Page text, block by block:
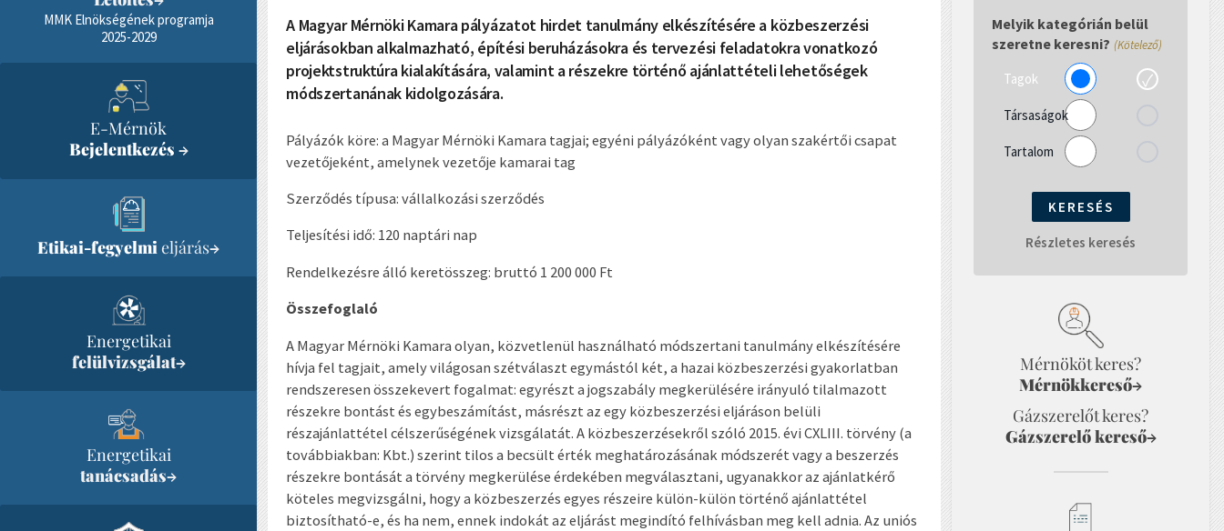
MMK Elnökségének programja
2025-2029
E-Mérnök
Bejelentkezés →
Etikai-fegyelmieljárás→
Energetikai
felülvizsgálat→
Energetikai
tanácsadás→
A Magyar Mérnöki Kamara pályázatot hirdet tanulmány elkészítésére a közbeszerzési
eljárásokban alkalmazható, építési beruházásokra és tervezési feladatokra vonatkozó
projektstruktúra kialakítására, valamint a részekre történő ajánlattételi lehetőségek
módszertanának kidolgozására.
Pályázók köre: a Magyar Mérnöki Kamara tagjai; egyéni pályázóként vagy olyan szakértői csapat
vezetőjeként, amelynek vezetője kamarai tag
Szerződés típusa: vállalkozási szerződés
Teljesítési idő: 120 naptári nap
Rendelkezésre álló keretösszeg: bruttó 1 200 000 Ft
Összefoglaló
A Magyar Mérnöki Kamara olyan, közvetlenül használható módszertani tanulmány elkészítésére
hívja fel tagjait, amely világosan szétválaszt egymástól két, a hazai közbeszerzési gyakorlatban
rendszeresen összekevert fogalmat: egyrészt a jogszabály megkerülésére irányuló tilalmazott
részekre bontást és egybeszámítást, másrészt az egy közbeszerzési eljáráson belüli
részajánlattétel célszerűségének vizsgálatát. A közbeszerzésekről szóló 2015. évi CXLIII. törvény (a
továbbiakban: Kbt.) szerint tilos a becsült érték meghatározásának módszerét vagy a beszerzés
részekre bontását a törvény megkerülése érdekében megválasztani, ugyanakkor az ajánlatkérő
köteles megvizsgálni, hogy a közbeszerzés egyes részeire külön-külön történő ajánlattétel
biztosítható-e, és ha nem, ennek indokát az eljárást megindító felhívásban meg kell adnia. Az uniós
gépelni...
Melyik kategórián belül
szeretne keresni? (Kötelező)
Tagok
Társaságok
Tartalom
Részletes keresés
Mérnököt keres?
Mérnökkereső→
Gázszerelőt keres?
Gázszerelő kereső→